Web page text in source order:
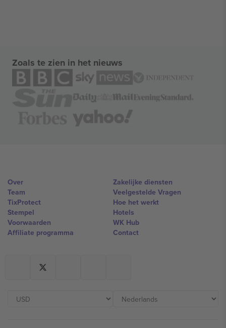
Zoals te zien in het nieuws
Over
Team
TixProtect
Stempel
Voorwaarden
Affiliate programma
Zakelijke diensten
Veelgestelde Vragen
Hoe het werkt
Hotels
WK Hub
Contact